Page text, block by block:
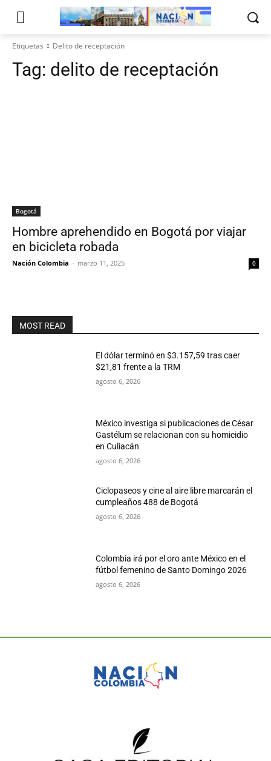
Etiquetas Delito de receptación
Tag: delito de receptación
Bogotá
Hombre aprehendido en Bogotá por viajar
en bicicleta robada
Nación Colombia - marzo 11, 2025 0
MOST READ
El dólar terminó en $3.157,59 tras caer
$21,81 frente a la TRM
agosto 6, 2026
México investiga si publicaciones de César
Gastélum se relacionan con su homicidio
en Culiacán
agosto 6, 2026
Ciclopaseos y cine al aire libre marcarán el
cumpleaños 488 de Bogotá
agosto 6, 2026
Colombia irá por el oro ante México en el
fútbol femenino de Santo Domingo 2026
agosto 6, 2026